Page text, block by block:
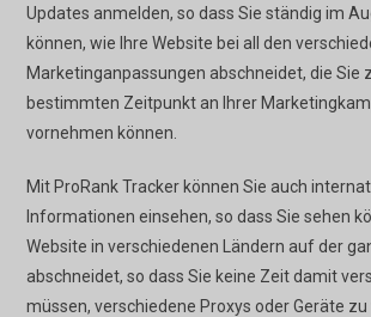
Updates anmelden, so dass Sie ständig im
können, wie Ihre Website bei all den
Marketinganpassungen abschneidet, die Sie
bestimmten Zeitpunkt an Ihrer
vornehmen können.
Mit ProRank Tracker können Sie auch
Informationen einsehen, so dass Sie sehen
Website in verschiedenen Ländern auf der
abschneidet, so dass Sie keine Zeit damit
müssen, verschiedene Proxys oder Geräte